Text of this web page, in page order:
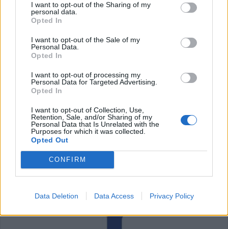
I want to opt-out of the Sharing of my
personal data.
Opted In
I want to opt-out of the Sale of my
Personal Data.
Opted In
I want to opt-out of processing my
Personal Data for Targeted Advertising.
Opted In
I want to opt-out of Collection, Use,
Retention, Sale, and/or Sharing of my
Personal Data that Is Unrelated with the
Purposes for which it was collected.
Opted Out
CONFIRM
Data Deletion Data Access Privacy Policy
Ιατρός Βιοπαθολόγος - Μικροβιολόγος 'Παγάνα Μάγδα'
ΥΓΕΙΑ